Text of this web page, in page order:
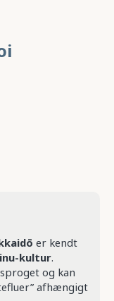
er kendt
kultur.
og kan
afhængigt